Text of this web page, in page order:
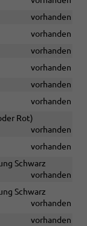
vorhanden
vorhanden
vorhanden
vorhanden
vorhanden
vorhanden
Rot)
vorhanden
vorhanden
Schwarz
vorhanden
Schwarz
vorhanden
vorhanden